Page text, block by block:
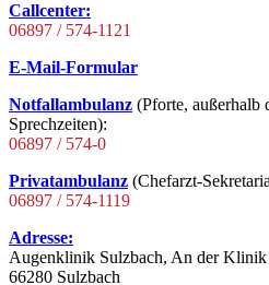
Callcenter:
06897 / 574-1121
E-Mail-Formular
Notfallambulanz (Pforte, außerhalb
Sprechzeiten):
06897 / 574-0
Privatambulanz (Chefarzt-
06897 / 574-1119
Adresse:
Augenklinik Sulzbach, An der
66280 Sulzbach